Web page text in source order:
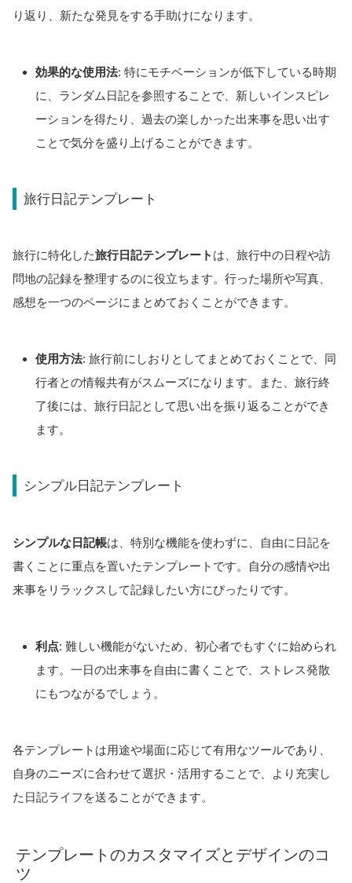
り返り、新たな発見をする手助けになります。
効果的な使用法: 特にモチベーションが低下している時期
に、ランダム日記を参照することで、新しいインスピレ
ーションを得たり、過去の楽しかった出来事を思い出す
ことで気分を盛り上げることができます。
旅行日記テンプレート
旅行に特化した旅行日記テンプレート は、旅行中の日程や訪
問地の記録を整理するのに役立ちます。行った場所や写真、
感想を一つのページにまとめておくことができます。
使用方法: 旅行前にしおりとしてまとめておくことで、同
行者との情報共有がスムーズになります。また、旅行終
了後には、旅行日記として思い出を振り返ることができ
ます。
シンプル日記テンプレート
シンプルな日記帳は、特別な機能を使わずに、自由に日記を
書くことに重点を置いたテンプレートです。自分の感情や出
来事をリラックスして記録したい方にぴったりです。
利点: 難しい機能がないため、初心者でもすぐに始められ
ます。一日の出来事を自由に書くことで、ストレス発散
にもつながるでしょう。
各テンプレートは用途や場面に応じて有用なツールであり、
自身のニーズに合わせて選択・活用することで、より充実し
た日記ライフを送ることができます。
テンプレートのカスタマイズとデザインのコ
ツ